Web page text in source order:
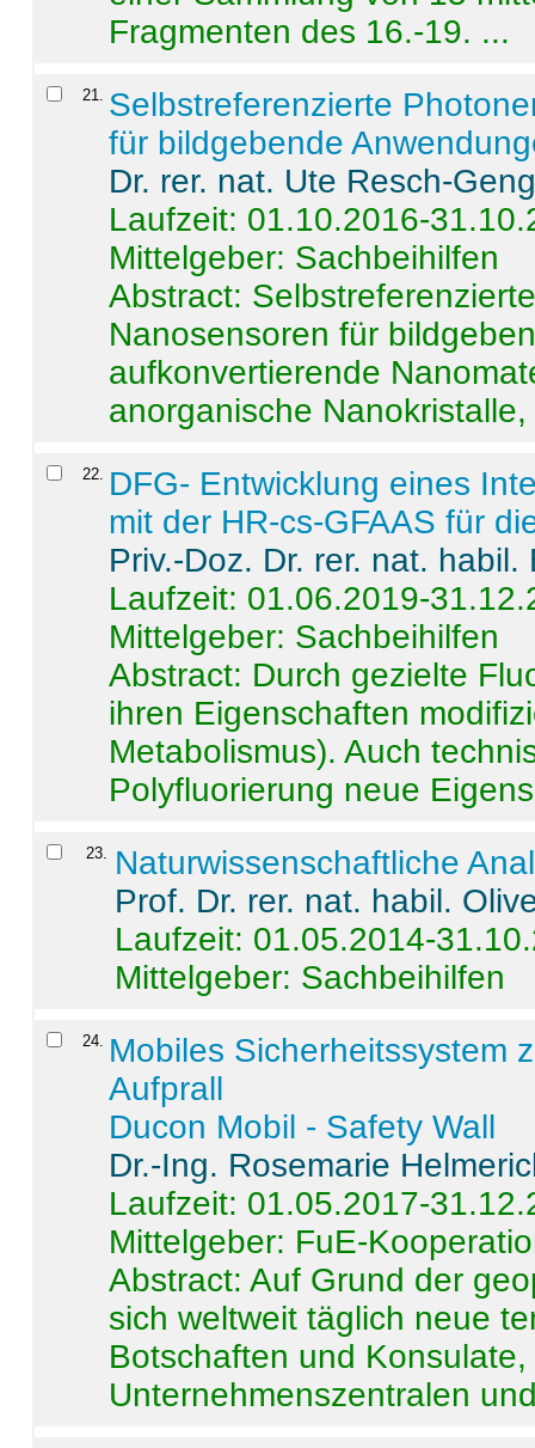
Fragmenten des 16.-19. ...
21
Selbstreferenzierte
für bildgebende
Dr. rer. nat. Ute Resch-
Laufzeit: 01.10.2016-
Mittelgeber: Sachbeihilfen
Abstract:
Nanosensoren für
aufkonvertierende
anorganische
22
DFG- Entwicklung eines
mit der HR-cs-GFAAS für
Priv.-Doz. Dr. rer. nat.
Laufzeit: 01.06.2019-
Mittelgeber: Sachbeihilfen
Abstract: Durch gezielte
ihren Eigenschaften
Metabolismus). Auch
Polyfluorierung neue
23. Naturwissenschaftliche
Prof. Dr. rer. nat. habil.
Laufzeit: 01.05.2014-
Mittelgeber: Sachbeihilfen
24. Mobiles Sicherheitssystem
Aufprall
Ducon Mobil - Safety Wall
Dr.-Ing. Rosemarie
Laufzeit: 01.05.2017-
Mittelgeber: FuE-
Abstract:Auf Grund der
sich weltweit täglich neue
Botschaften und
Unternehmenszentralen